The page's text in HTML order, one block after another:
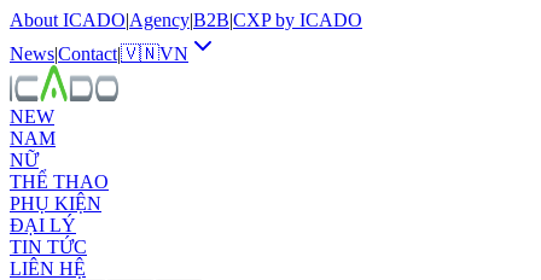
About ICADO|Agency|B2B|CXP by ICADO
News|Contact|🇻🇳VN
NEW
NAM
NỮ
THỂ THAO
PHỤ KIỆN
ĐẠI LÝ
TIN TỨC
LIÊN HỆ